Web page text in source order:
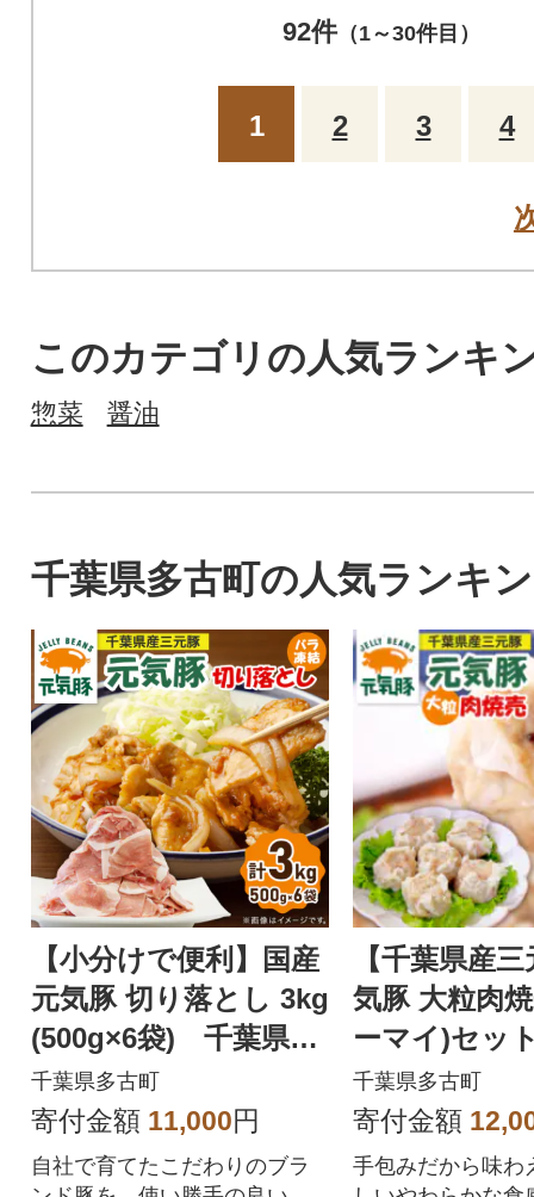
92件（1～30件目）
1 2 3 4
このカテゴリの人気ランキ
惣菜 醤油
千葉県多古町の人気ランキ
【小分けで便利】国産
元気豚 切り落とし 3kg
(500g×6袋) 千葉県産
三元豚 パラパラ凍結
千葉県多古町
寄付金額 11,000円
自社で育てたこだわりのブラ
【千葉県産
気豚 大粒肉
ーマイ)セッ
(50g×42個)
千葉県多古町
寄付金額
手包みだから味わ